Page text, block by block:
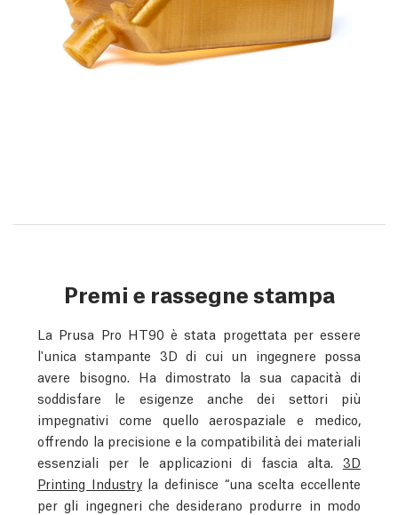
Premi e rassegne stampa
La Prusa Pro HT90 è stata progettata per essere
l'unica stampante 3D di cui un ingegnere possa
avere bisogno. Ha dimostrato la sua capacità di
soddisfare le esigenze anche dei settori più
impegnativi come quello aerospaziale e medico,
offrendo la precisione e la compatibilità dei materiali
essenziali per le applicazioni di fascia alta. 3D
Printing Industryla definisce “una scelta eccellente
per gli ingegneri che desiderano produrre in modo